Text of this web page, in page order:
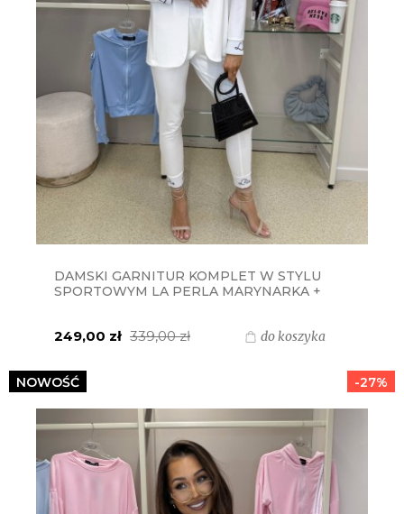
DAMSKI GARNITUR KOMPLET W STYLU
SPORTOWYM LA PERLA MARYNARKA +
249,00 zł 339,00 zł do koszyka
-27%
NOWOŚĆ